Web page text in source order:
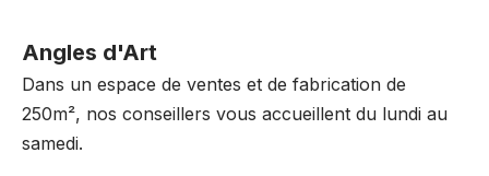
Angles d'Art
Dans un espace de ventes et de fabrication de
250m², nos conseillers vous accueillent du lundi au
samedi.